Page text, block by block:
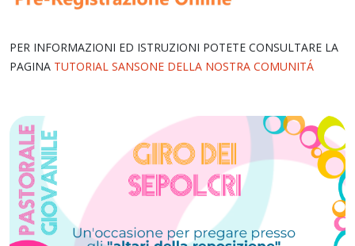
PER INFORMAZIONI ED ISTRUZIONI POTETE CONSULTARE LA
PAGINA TUTORIAL SANSONE DELLA NOSTRA COMUNITÁ